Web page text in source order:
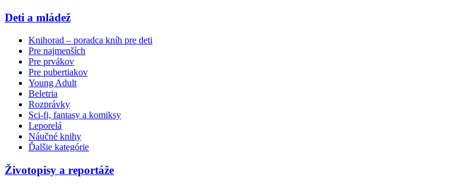
Deti a mládež
Knihorad – poradca kníh pre deti
Pre najmenších
Pre prvákov
Pre pubertiakov
Young Adult
Beletria
Rozprávky
Sci-fi, fantasy a komiksy
Leporelá
Náučné knihy
Ďalšie kategórie
Životopisy a reportáže